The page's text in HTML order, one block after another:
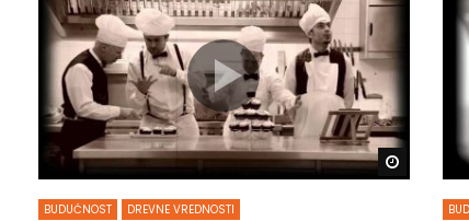
Gledaj kasnije Gledaj
BUDUĆNOST DREVNE VREDNOSTI